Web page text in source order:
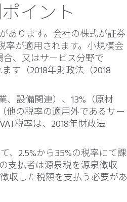
イント
あります。会社の株式が証券
率が適用されます。小規模会
合、又はサービス分野で
す（2018年財政法（2018
、設備関連）、13%（原材
他の税率の適用外であるサー
税率は、2018年財政法
、2.5%から35%の税率にて課
支払者は源泉税を源泉徴収
収した税額を支払う必要があ